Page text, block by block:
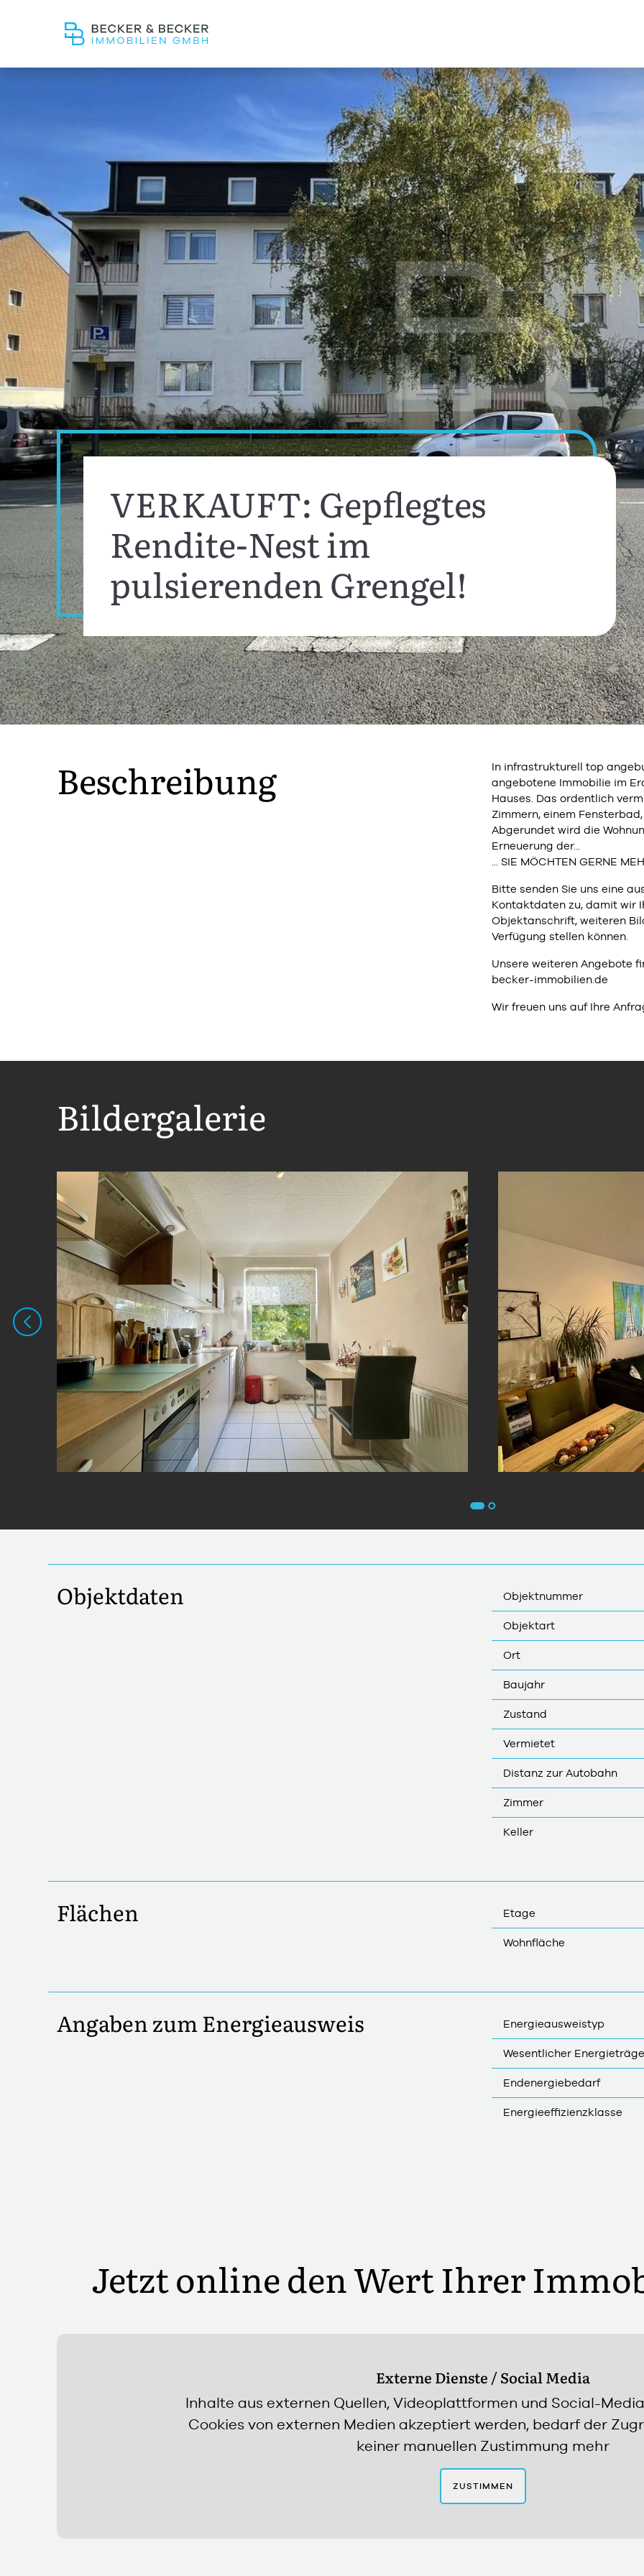
VERKAUFT: Gepflegtes
Rendite-Nest im
pulsierenden Grengel!
Beschreibung
In infrastrukturell top
angebotene Immobilie im
Hauses. Das ordentlich
Zimmern, einem
Abgerundet wird die
Erneuerung der...
... SIE MÖCHTEN GERNE
Bitte senden Sie uns eine
Kontaktdaten zu, damit wir
Objektanschrift, weiteren
Verfügung stellen können.
Unsere weiteren Angebote
becker-immobilien.de
Wir freuen uns auf Ihre
Bildergalerie
Objektdaten Objektnummer
Objektart
Ort
Baujahr
Zustand
Vermietet
Distanz zur Autobahn
Zimmer
Keller
Flächen Etage
Wohnfläche
Angaben zum Energieausweis Energieausweistyp
Wesentlicher
Endenergiebedarf
Energieeffizienzklasse
Jetzt online den Wert Ihrer
Externe Dienste / Social Media
Inhalte aus externen Quellen, Videoplattformen und Social-
Cookies von externen Medien akzeptiert werden, bedarf der
keiner manuellen Zustimmung mehr
ZUSTIMMEN